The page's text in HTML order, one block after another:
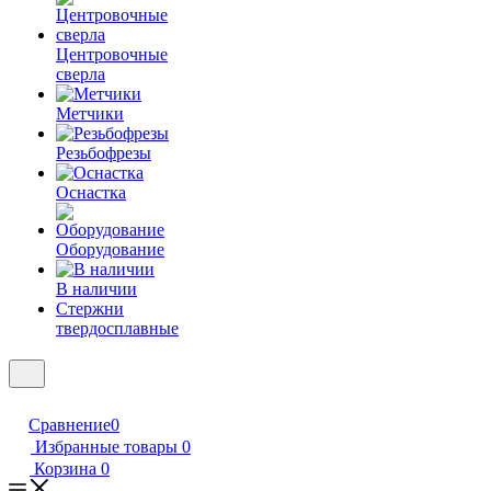
Центровочные
сверла
Метчики
Резьбофрезы
Оснастка
Оборудование
В наличии
Стержни
твердосплавные
Сравнение0
Избранные товары 0
Корзина 0